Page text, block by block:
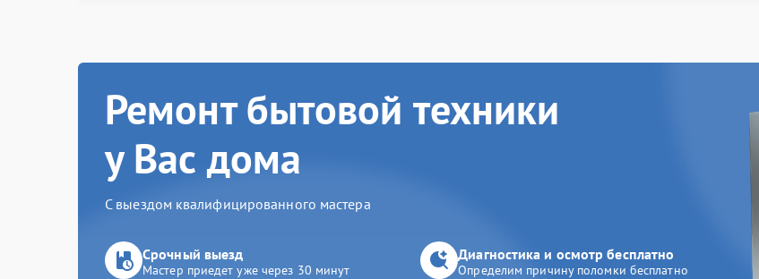
Ремонт бытовой техники
у Вас дома
С выездом квалифицированного мастера
Срочный выезд
Мастер приедет уже через 30 минут
Диагностика и осмотр бесплатно
Определим причину поломки бесплатно